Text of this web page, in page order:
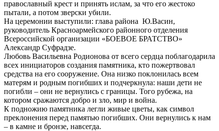
православный крест и принять ислам, за что его жестоко
пытали, а потом зверски убили.
На церемонии выступили: глава района Ю.Васин,
руководитель Красноармейского районного отделения
Всероссийской организации «БОЕВОЕ БРАТСТВО»
Александр Суфрадзе.
Любовь Васильевна Родионова от всего сердца поблагодарила
всех инициаторов создания памятника, кто пожертвовал
средства на его сооружение. Она низко поклонилась всем
матерям и родным погибших и подчеркнула: наши дети не
погибли – они не вернулись с границы. Того рубежа, на
котором сражаются добро и зло, мир и война.
К подножию памятника легли живые цветы, как символ
преклонения перед памятью погибших. Они вернулись к нам
– в камне и бронзе, навсегда.